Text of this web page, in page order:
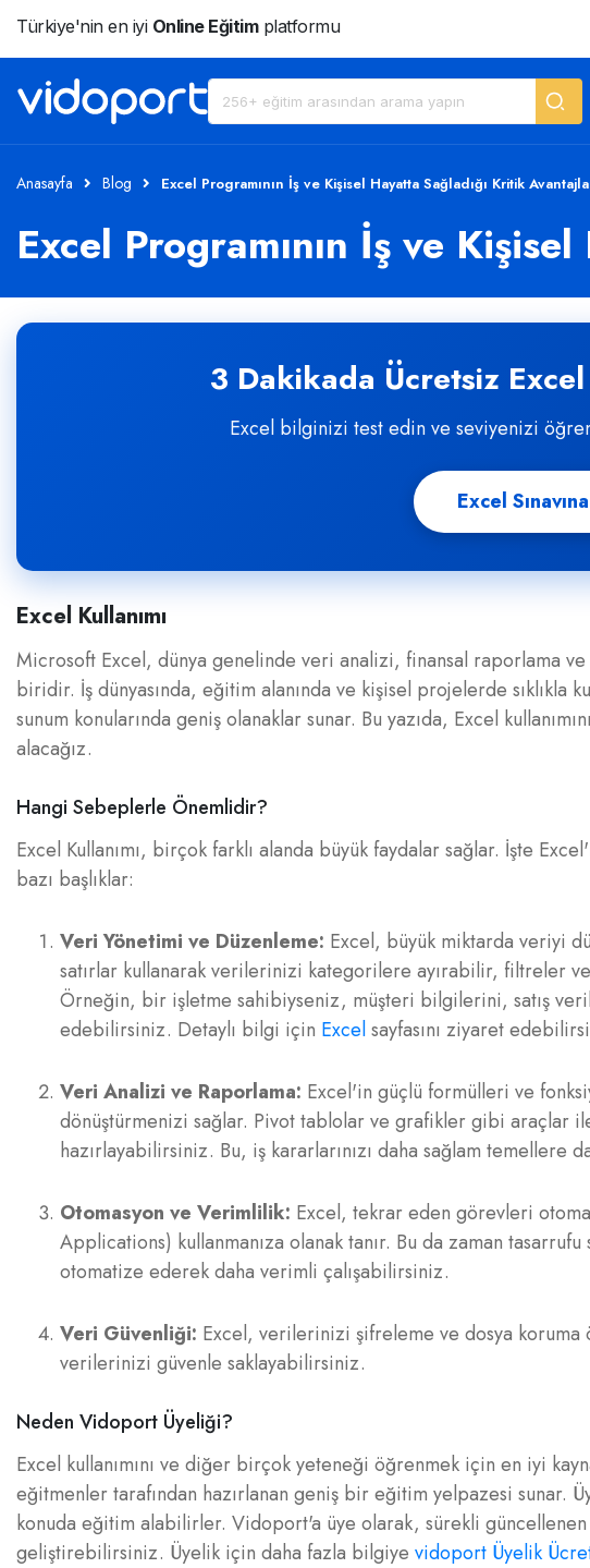
Türkiye'nin en iyi Online Eğitimplatformu
Anasayfa Blog Excel Programının İş ve Kişisel Hayatta Sağladığı Kritik
Excel Programının İş ve
3 Dakikada Ücretsiz
Excel bilginizi test edin ve seviyenizi
Excel
Excel Kullanımı
Microsoft Excel, dünya genelinde veri analizi, finansal raporlama ve
biridir. İş dünyasında, eğitim alanında ve kişisel projelerde sıklıkla
sunum konularında geniş olanaklar sunar. Bu yazıda, Excel
alacağız.
Hangi Sebeplerle Önemlidir?
Excel Kullanımı, birçok farklı alanda büyük faydalar sağlar. İşte
bazı başlıklar:
Veri Yönetimi ve Düzenleme: Excel, büyük miktarda veriyi
satırlar kullanarak verilerinizi kategorilere ayırabilir, filtreler
Örneğin, bir işletme sahibiyseniz, müşteri bilgilerini, satış
edebilirsiniz. Detaylı bilgi için Excelsayfasını ziyaret
Veri Analizi ve Raporlama: Excel'in güçlü formülleri ve
dönüştürmenizi sağlar. Pivot tablolar ve grafikler gibi
hazırlayabilirsiniz. Bu, iş kararlarınızı daha sağlam temellere
Otomasyon ve Verimlilik: Excel, tekrar eden görevleri
Applications) kullanmanıza olanak tanır. Bu da zaman
otomatize ederek daha verimli çalışabilirsiniz.
Veri Güvenliği: Excel, verilerinizi şifreleme ve dosya koruma
verilerinizi güvenle saklayabilirsiniz.
Neden Vidoport Üyeliği?
Excel kullanımını ve diğer birçok yeteneği öğrenmek için en iyi
eğitmenler tarafından hazırlanan geniş bir eğitim yelpazesi sunar.
konuda eğitim alabilirler. Vidoport'a üye olarak, sürekli
geliştirebilirsiniz. Üyelik için daha fazla bilgiye vidoport Üyelik